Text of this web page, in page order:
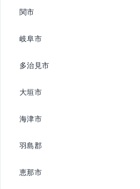
関市
岐阜市
多治見市
大垣市
海津市
羽島郡
恵那市